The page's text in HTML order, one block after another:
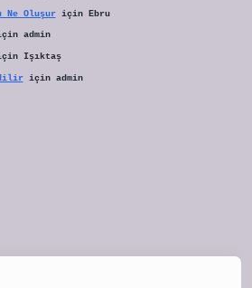
Ne Oluşuriçin Ebru
admin
Işıktaş
için admin